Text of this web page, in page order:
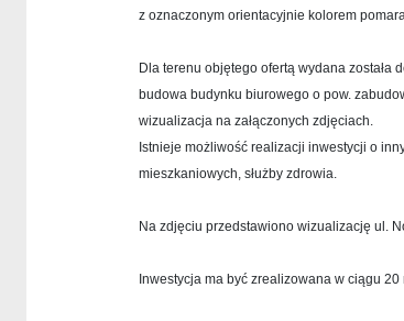
z oznaczonym orientacyjnie kolorem
Dla terenu objętego ofertą wydana została
budowa budynku biurowego o pow.
wizualizacja na załączonych zdjęciach.
Istnieje możliwość realizacji inwestycji o
mieszkaniowych, służby zdrowia.
Na zdjęciu przedstawiono wizualizację ul.
Inwestycja ma być zrealizowana w ciągu 20